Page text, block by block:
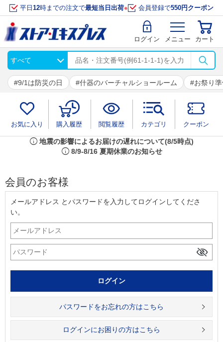
平日 12時までの注文で最短当日出荷※ 会員登録で550円クーポン
ログイン メニュー カート
9/1は防災の日 什器のバーチャルショールーム お祭り
お気に入り 購入履歴 閲覧履歴 カテゴリ クーポン
info 地震の影響によるお届けの遅れについて(8/5時点)
info 8/9-8/16 夏期休業のお知らせ
会員のお客様
メールアドレス とパスワードを入力してログインしてくださ
い。
パスワードをお忘れの方はこちら
ログインにお困りの方はこちら